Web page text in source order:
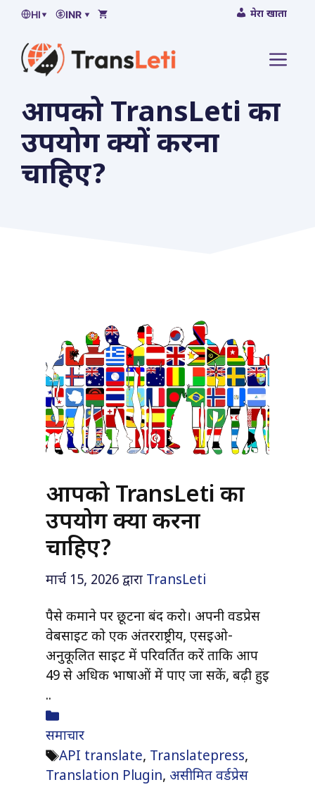
सामग्रीHI▾ INR ▾ मेरा खाता
मेनू
आपको TransLeti का
उपयोग क्यों करना
चाहिए?
आपको TransLeti का
उपयोग क्यों करना
चाहिए?
मार्च 15, 2026 द्वारा TransLeti
पैसे कमाने पर छूटना बंद करो। अपनी वर्डप्रेस
वेबसाइट को एक अंतरराष्ट्रीय, एसईओ-
अनुकूलित साइट में परिवर्तित करें ताकि आप
49 से अधिक भाषाओं में पाए जा सकें, बढ़ी हुई
..
श्रेणियाँ
समाचार
टैग
API translate, Translatepress,
Translation Plugin, असीमित वर्डप्रेस